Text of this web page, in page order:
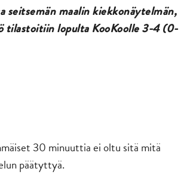
seitsemän maalin kiekkonäytelmän,
tilastoitiin lopulta KooKoolle 3-4 (0-
30 minuuttia ei oltu sitä mitä
päätyttyä.